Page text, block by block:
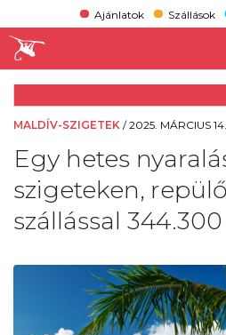
Ajánlatok Szállások
MALDÍV-SZIGETEK /2025. MÁRCIUS
Egy hetes
szigeteken,
szállással